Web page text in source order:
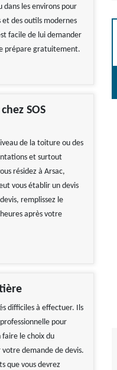
dans les environs pour
des outils modernes
facile de lui demander
prépare gratuitement.
SOS
de la toiture ou des
et surtout
résidez à Arsac,
vous établir un devis
remplissez le
après votre
difficiles à effectuer. Ils
pour
faire le choix du
demande de devis.
que vous devrez